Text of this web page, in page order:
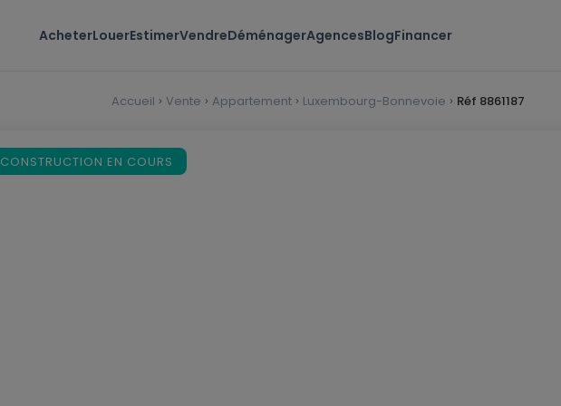
AcheterLouerEstimerVendreDéménagerAgencesBlogFinancer
Accueil Vente Appartement Luxembourg-Bonnevoie Réf 8861187
CONSTRUCTION EN COURS